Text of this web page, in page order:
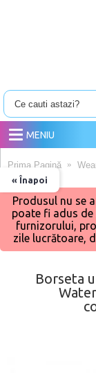
MENIU
« Înapoi
Prima Pagină
Produsul nu se
poate fi adus
furnizorului,
zile lucrătoare,
Borseta